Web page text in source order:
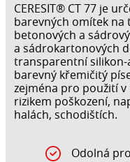
CERESIT® CT 77 je
barevných omítek
betonových a
a sádrokartonových
transparentní silikon-
barevný křemičitý
zejména pro použití
rizikem poškození,
halách, schodištích.
Odolná